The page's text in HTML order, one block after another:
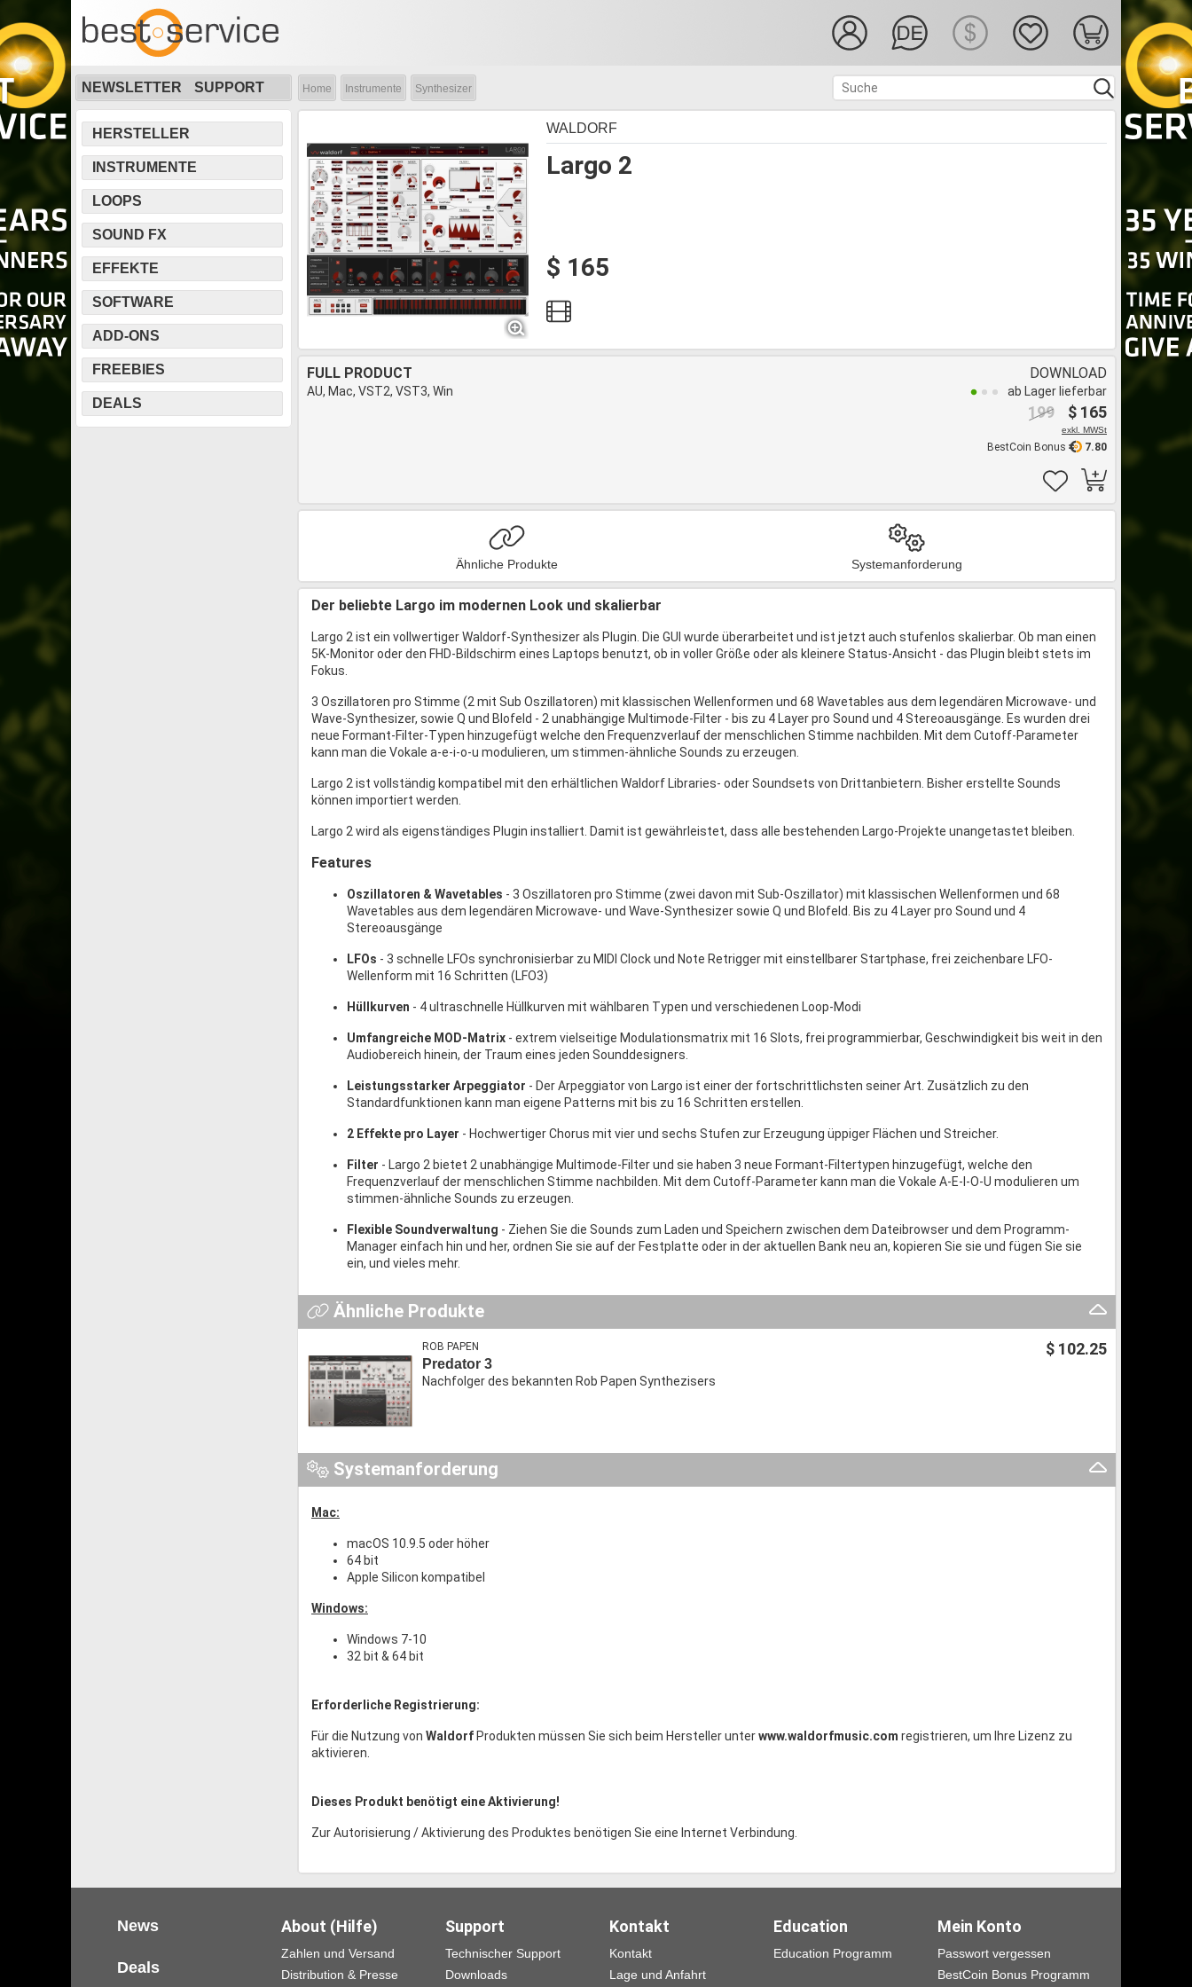
NEWSLETTER SUPPORT Home Instrumente Synthesizer
HERSTELLER
INSTRUMENTE
LOOPS
SOUND FX
EFFEKTE
SOFTWARE
ADD-ONS
FREEBIES
DEALS
Largo 2
WALDORF
$ 165
FULL PRODUCT
AU, Mac, VST2, VST3, Win
DOWNLOAD
ab Lager lieferbar
$ 165
199
exkl. MWSt
7.80
BestCoin Bonus
Ähnliche Produkte Systemanforderung
Der beliebte Largo im modernen Look und skalierbar
Largo 2 ist ein vollwertiger Waldorf-Synthesizer als Plugin. Die GUI wurde überarbeitet und ist jetzt auch stufenlos skalierbar. Ob man einen
5K-Monitor oder den FHD-Bildschirm eines Laptops benutzt, ob in voller Größe oder als kleinere Status-Ansicht - das Plugin bleibt stets im
Fokus.
3 Oszillatoren pro Stimme (2 mit Sub Oszillatoren) mit klassischen Wellenformen und 68 Wavetables aus dem legendären Microwave- und
Wave-Synthesizer, sowie Q und Blofeld - 2 unabhängige Multimode-Filter - bis zu 4 Layer pro Sound und 4 Stereoausgänge. Es wurden drei
neue Formant-Filter-Typen hinzugefügt welche den Frequenzverlauf der menschlichen Stimme nachbilden. Mit dem Cutoff-Parameter
kann man die Vokale a-e-i-o-u modulieren, um stimmen-ähnliche Sounds zu erzeugen.
Largo 2 ist vollständig kompatibel mit den erhältlichen Waldorf Libraries- oder Soundsets von Drittanbietern. Bisher erstellte Sounds
können importiert werden.
Largo 2 wird als eigenständiges Plugin installiert. Damit ist gewährleistet, dass alle bestehenden Largo-Projekte unangetastet bleiben.
Features
Oszillatoren & Wavetables - 3 Oszillatoren pro Stimme (zwei davon mit Sub-Oszillator) mit klassischen Wellenformen und 68
Wavetables aus dem legendären Microwave- und Wave-Synthesizer sowie Q und Blofeld. Bis zu 4 Layer pro Sound und 4
Stereoausgänge
LFOs - 3 schnelle LFOs synchronisierbar zu MIDI Clock und Note Retrigger mit einstellbarer Startphase, frei zeichenbare LFO-
Wellenform mit 16 Schritten (LFO3)
Hüllkurven - 4 ultraschnelle Hüllkurven mit wählbaren Typen und verschiedenen Loop-Modi
Umfangreiche MOD-Matrix - extrem vielseitige Modulationsmatrix mit 16 Slots, frei programmierbar, Geschwindigkeit bis weit in den
Audiobereich hinein, der Traum eines jeden Sounddesigners.
Leistungsstarker Arpeggiator - Der Arpeggiator von Largo ist einer der fortschrittlichsten seiner Art. Zusätzlich zu den
Standardfunktionen kann man eigene Patterns mit bis zu 16 Schritten erstellen.
2 Effekte pro Layer - Hochwertiger Chorus mit vier und sechs Stufen zur Erzeugung üppiger Flächen und Streicher.
Filter - Largo 2 bietet 2 unabhängige Multimode-Filter und sie haben 3 neue Formant-Filtertypen hinzugefügt, welche den
Frequenzverlauf der menschlichen Stimme nachbilden. Mit dem Cutoff-Parameter kann man die Vokale A-E-I-O-U modulieren um
stimmen-ähnliche Sounds zu erzeugen.
Flexible Soundverwaltung - Ziehen Sie die Sounds zum Laden und Speichern zwischen dem Dateibrowser und dem Programm-
Manager einfach hin und her, ordnen Sie sie auf der Festplatte oder in der aktuellen Bank neu an, kopieren Sie sie und fügen Sie sie
ein, und vieles mehr.
Ähnliche Produkte
$ 102.25
ROB PAPEN
Predator 3
Nachfolger des bekannten Rob Papen Synthezisers
Systemanforderung
Mac:
macOS 10.9.5 oder höher
64 bit
Apple Silicon kompatibel
Windows:
Windows 7-10
32 bit & 64 bit
Erforderliche Registrierung:
Für die Nutzung von Waldorf Produkten müssen Sie sich beim Hersteller unterwww.waldorfmusic.com registrieren, um Ihre Lizenz zu
aktivieren.
Dieses Produkt benötigt eine Aktivierung!
Zur Autorisierung / Aktivierung des Produktes benötigen Sie eine Internet Verbindung.
News
Deals
About (Hilfe)
Zahlen und Versand
Distribution & Presse
Support
Technischer Support
Downloads
Kontakt
Kontakt
Lage und Anfahrt
Education
Education Programm
Mein Konto
Passwort vergessen
BestCoin Bonus Programm